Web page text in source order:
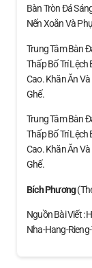
Bàn Tròn Đá
Nến Xoắn Và
Trung Tâm Bàn
Thấp Bố Trí Lệch
Cao. Khăn Ăn
Ghế.
Trung Tâm Bàn
Thấp Bố Trí Lệch
Cao. Khăn Ăn
Ghế.
Bích Phương
Nguồn Bài Viết :
Nha-Hang-